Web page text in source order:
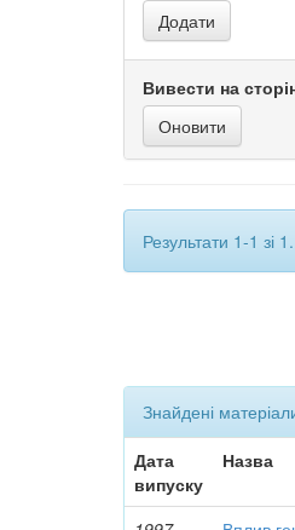
Вивести на
Результати 1-1 зі 1.
Знайдені
Дата
випуску
Назва